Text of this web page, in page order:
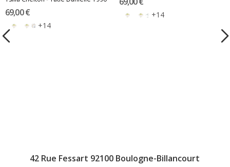
69,00 €
+14
+14
42 Rue Fessart 92100 Boulogne-Billancourt